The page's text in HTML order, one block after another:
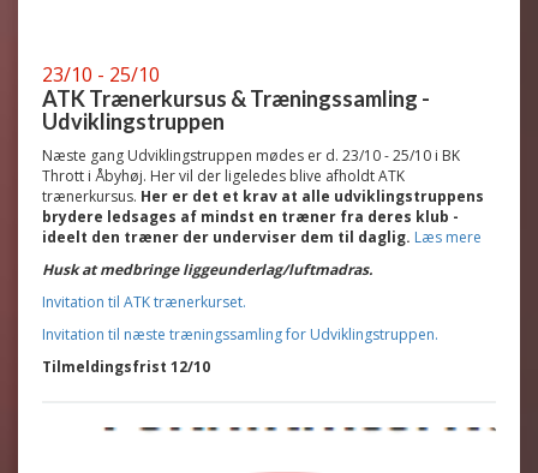
23/10 - 25/10
ATK Trænerkursus & Træningssamling -
Udviklingstruppen
Næste gang Udviklingstruppen mødes er d. 23/10 - 25/10 i BK
Thrott i Åbyhøj. Her vil der ligeledes blive afholdt ATK
trænerkursus. Her er det et krav at alle udviklingstruppens
brydere ledsages af mindst en træner fra deres klub -
ideelt den træner der underviser dem til daglig. Læs mere
Husk at medbringe liggeunderlag/luftmadras.
Invitation til ATK trænerkurset.
Invitation til næste træningssamling for Udviklingstruppen.
Tilmeldingsfrist 12/10